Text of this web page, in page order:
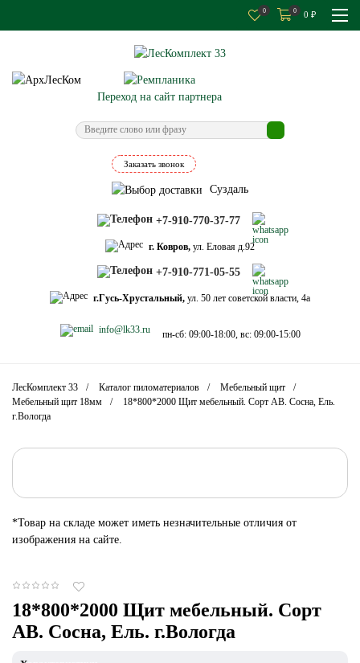
Переход на сайт партнера
Заказать звонок
Суздаль
+7-910-770-37-77
г. Ковров, ул. Еловая д.92
+7-910-771-05-55
г.Гусь-Хрустальный, ул. 50 лет советской власти, 4а
info@lk33.ru пн-сб: 09:00-18:00, вс: 09:00-15:00
0 0 0 ₽
ЛесКомплект 33 Каталог пиломатериалов
Мебельный щит
Мебельный щит 18мм
18*800*2000 Щит мебельный. Сорт АВ. Сосна, Ель.
г.Вологда
*Товар на складе может иметь незначительные отличия от
изображения на сайте.
18*800*2000 Щит мебельный. Сорт
АВ. Сосна, Ель. г.Вологда